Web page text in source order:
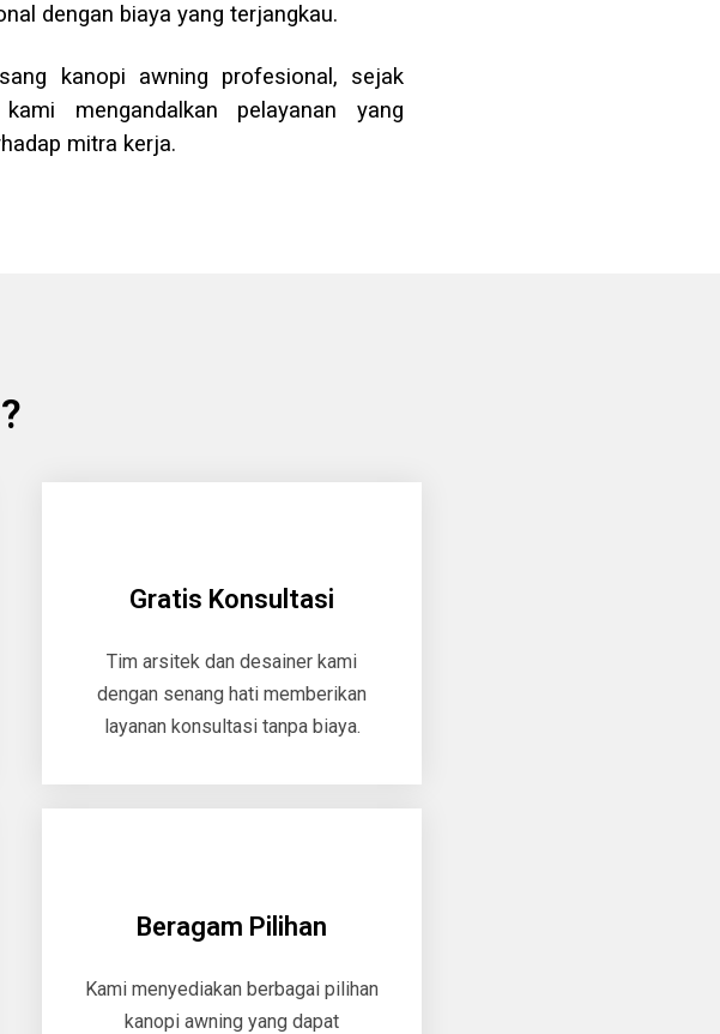
dengan biaya yang terjangkau.
kanopi awning profesional, sejak
mengandalkan pelayanan yang
mitra kerja.
Gratis Konsultasi
Tim arsitek dan desainer kami
dengan senang hati memberikan
layanan konsultasi tanpa biaya.
Beragam Pilihan
Kami menyediakan berbagai pilihan
kanopi awning yang dapat